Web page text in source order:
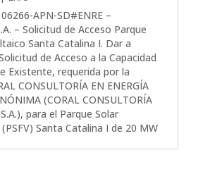
APN-SD#ENRE –
– Solicitud de Acceso Parque
Santa Catalina I. Dar a
de Acceso a la Capacidad
Existente, requerida por la
CONSULTORÍA EN ENERGÍA
(CORAL CONSULTORÍA
para el Parque Solar
Santa Catalina I de 20 MW